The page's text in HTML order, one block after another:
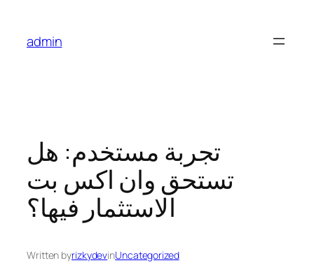
content
admin
تجربة مستخدم: هل
تستحق وان اكس بت
الاستثمار فيها؟
Written byrizkydevinUncategorized